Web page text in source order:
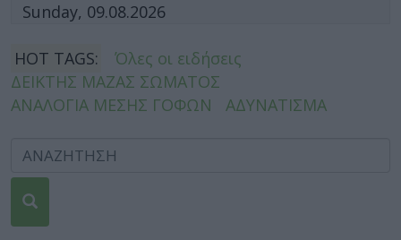
Sunday, 09.08.2026
HOT TAGS:
Όλες οι ειδήσεις
ΔΕΙΚΤΗΣ ΜΑΖΑΣ ΣΩΜΑΤΟΣ
ΑΝΑΛΟΓΙΑ ΜΕΣΗΣ ΓΟΦΩΝ
ΑΔΥΝΑΤΙΣΜΑ